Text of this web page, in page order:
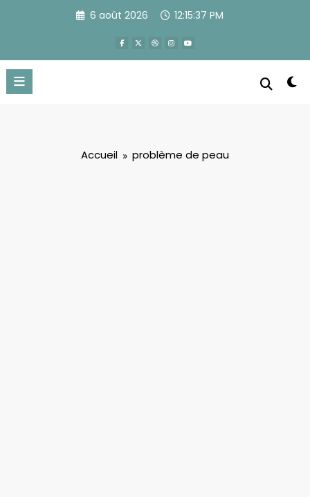
6 août 2026 12:15:37 PM
Accueil problème de peau